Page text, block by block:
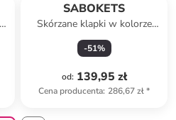
SABOKETS
Skórzane klapki w kolorze
czarnym
-51%
od: 139,95 zł
Cena producenta: 286,67 zł*